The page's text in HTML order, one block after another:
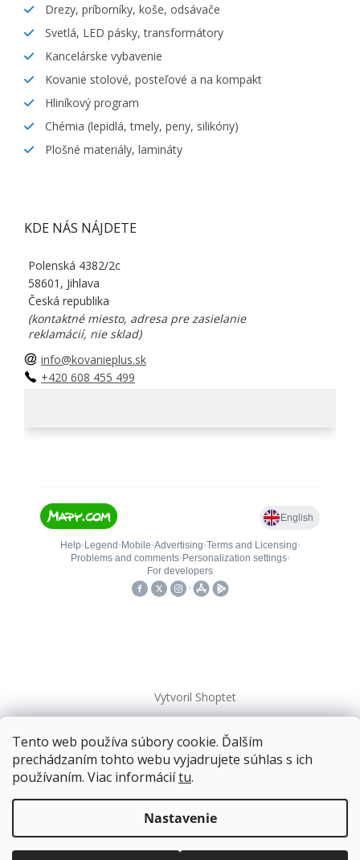
Tento web používa súbory cookie. Ďalším
prechádzaním tohto webu vyjadrujete súhlas s ich
používaním. Viac informáciítu.
Nastavenie
Doprava zadarmopre balíkové zásielky v hodnote
nad120 EUR*.
Balíky zasielame už od4 EUR.
Drezy, príborníky, koše, odsávače
Svetlá, LED pásky, transformátory
Kancelárske vybavenie
Kovanie stolové, posteľové a na kompakt
Hliníkový program
Chémia (lepidlá, tmely, peny, silikóny)
Plošné materiály, lamináty
KDE NÁS NÁJDETE
Polenská 4382/2c
58601, Jihlava
Česká republika
(kontaktné miesto, adresa pre zasielanie
reklamácií, nie sklad)
info@kovanieplus.sk
+420 608 455 499
Vytvoril Shoptet
Copyright 2026kovanieplus. Všetky práva vyhradené.